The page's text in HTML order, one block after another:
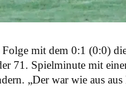
mit dem 0:1 (0:0)
71. Spielminute mit
„Der war wie aus aus